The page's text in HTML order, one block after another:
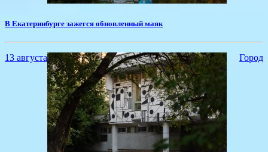
В Екатеринбурге зажегся обновленный маяк
13 августа Город